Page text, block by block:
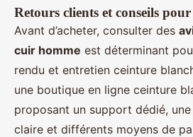
Retours clients et conseils
Avant d’acheter, consulter des
cuir homme est déterminant
rendu et entretien ceinture
une boutique en ligne ceinture
proposant un support dédié,
claire et différents moyens de